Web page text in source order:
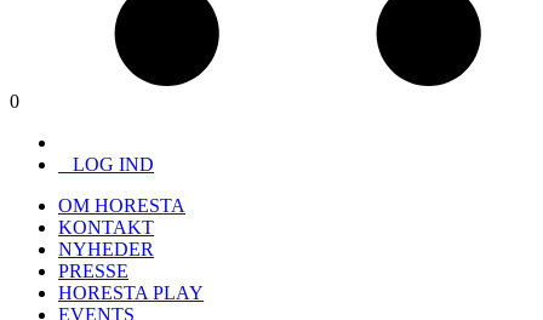
0
LOG IND
OM HORESTA
KONTAKT
NYHEDER
PRESSE
HORESTA PLAY
EVENTS